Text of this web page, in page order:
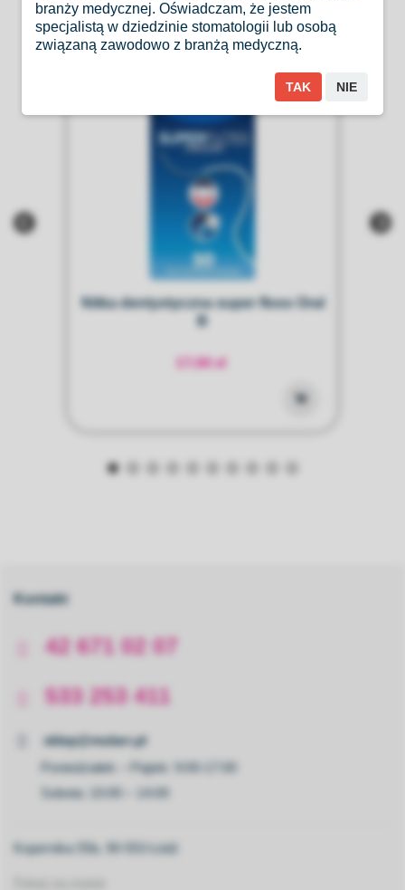
Nitka dentystyczna super floss Oral
B
17,00 zł
Kontakt
42 671 02 07
533 253 411
sklep@molarr.pl
Poniedziałek – Piątek: 9:00-17:00
Sobota: 10:00 – 14:00
Kopernika 55b, 90-553 Łódź
branży medycznej. Oświadczam, że jestem
specjalistą w dziedzinie stomatologii lub osobą
związaną zawodowo z branżą medyczną.
TAK NIE